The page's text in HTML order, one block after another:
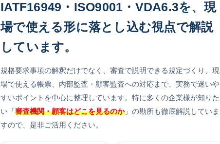
IATF16949・ISO9001・VDA6.3を、現
場で使える形に落とし込む視点で解説
しています。
規格要求事項の解釈だけでなく、審査で説明できる規定づくり、現
場で使える帳票、内部監査・顧客監査への対応まで、実務で迷いや
すいポイントを中心に整理しています。特に多くの企業様が知りた
い「審査機関・顧客はどこを見るのか」の勘所も徹底解説していま
すので、是非ご活用ください。